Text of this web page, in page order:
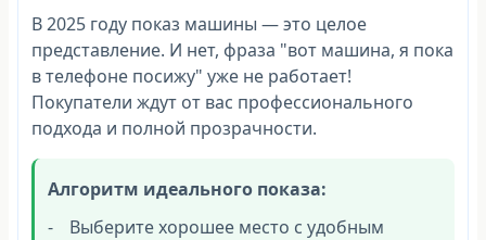
В 2025 году показ машины — это целое
представление. И нет, фраза "вот машина, я пока
в телефоне посижу" уже не работает!
Покупатели ждут от вас профессионального
подхода и полной прозрачности.
Алгоритм идеального показа:
Выберите хорошее место с удобным